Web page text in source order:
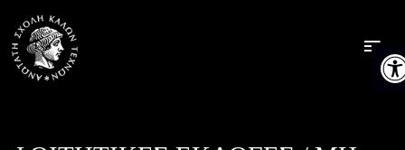
content